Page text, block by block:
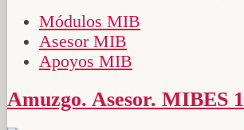
Módulos MIB
Asesor MIB
Apoyos MIB
Amuzgo. Asesor. MIBES 1